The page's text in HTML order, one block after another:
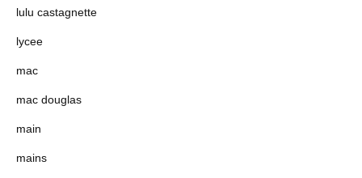
lulu castagnette
lycee
mac
mac douglas
main
mains